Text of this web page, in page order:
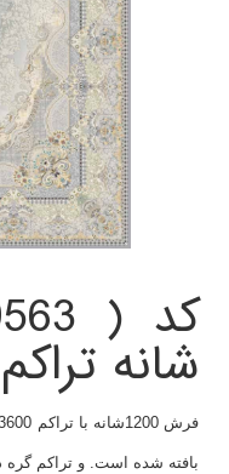
شانه تراکم 3600